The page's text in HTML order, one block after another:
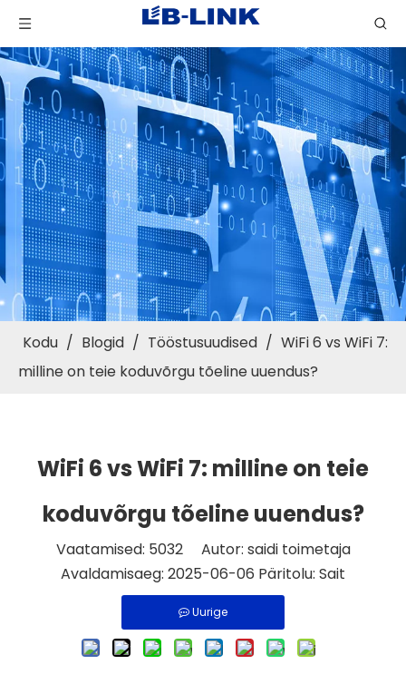
Kodu / Blogid / Tööstusuudised / WiFi 6 vs WiFi 7:
milline on teie koduvõrgu tõeline uuendus?
WiFi 6 vs WiFi 7: milline on teie
koduvõrgu tõeline uuendus?
Vaatamised: 5032Autor: saidi toimetaja
Avaldamisaeg: 2025-06-06 Päritolu: Sait
Uurige